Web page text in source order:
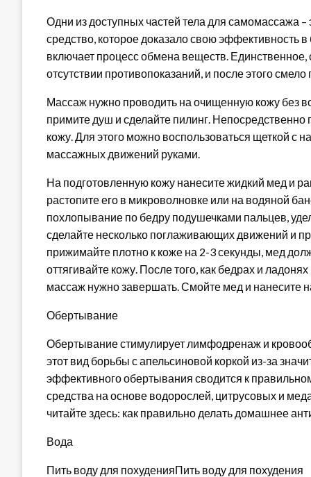
Одни из доступных частей тела для самомассажа
средство, которое доказало свою эффективность
включает процесс обмена веществ.
отсутствии противопоказаний, и после этого
Массаж нужно проводить на очищенную кожу без
примите душ и сделайте пилинг.
кожу. Для этого можно воспользоваться щеткой с
массажных движений руками.
На подготовленную кожу нанесите жидкий мед и
растопите его в микроволновке или на водяной
похлопывание по бедру подушечками пальцев,
сделайте несколько поглаживающих движений и
прижимайте плотно к коже на 2-3 секунды, мед
оттягивайте кожу. После того, как бедрах и
массаж нужно завершать. Смойте мед и нанесите
Обертывание
Обертывание стимулирует лимфодренаж и
этот вид борьбы с апельсиновой коркой из-за
эффективного обертывания сводится к
средства на основе водорослей, цитрусовых и
читайте здесь: как правильно делать домашнее
Вода
Пить воду для похуденияПить воду для похудения